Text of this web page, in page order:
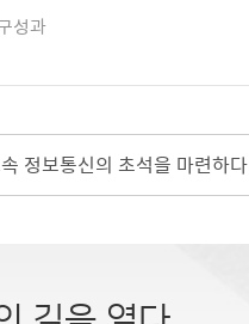
성과
정보통신의 초석을 마련하다